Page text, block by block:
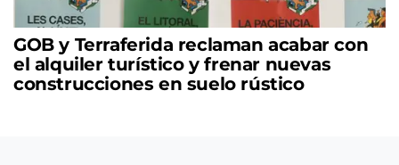
GOB y Terraferida reclaman acabar con
el alquiler turístico y frenar nuevas
construcciones en suelo rústico